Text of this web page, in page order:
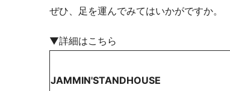
ぜひ、足を運んでみてはいかがですか。
▼詳細はこちら
JAMMIN'STANDHOUSE